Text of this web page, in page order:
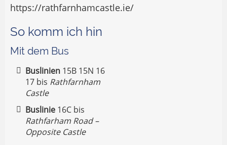
https://rathfarnhamcastle.ie/
So komm ich hin
Mit dem Bus
Buslinien 15B 15N 16
17 bis Rathfarnham
Castle
Buslinie 16C bis
Rathfarham Road –
Opposite Castle